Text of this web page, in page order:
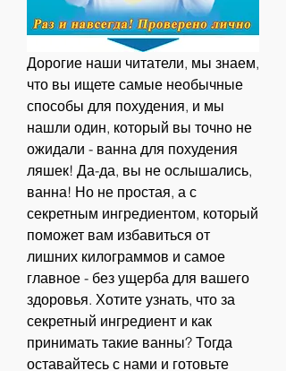
Дорогие наши читатели, мы знаем,
что вы ищете самые необычные
способы для похудения, и мы
нашли один, который вы точно не
ожидали - ванна для похудения
ляшек! Да-да, вы не ослышались,
ванна! Но не простая, а с
секретным ингредиентом, который
поможет вам избавиться от
лишних килограммов и самое
главное - без ущерба для вашего
здоровья. Хотите узнать, что за
секретный ингредиент и как
принимать такие ванны? Тогда
оставайтесь с нами и готовьте